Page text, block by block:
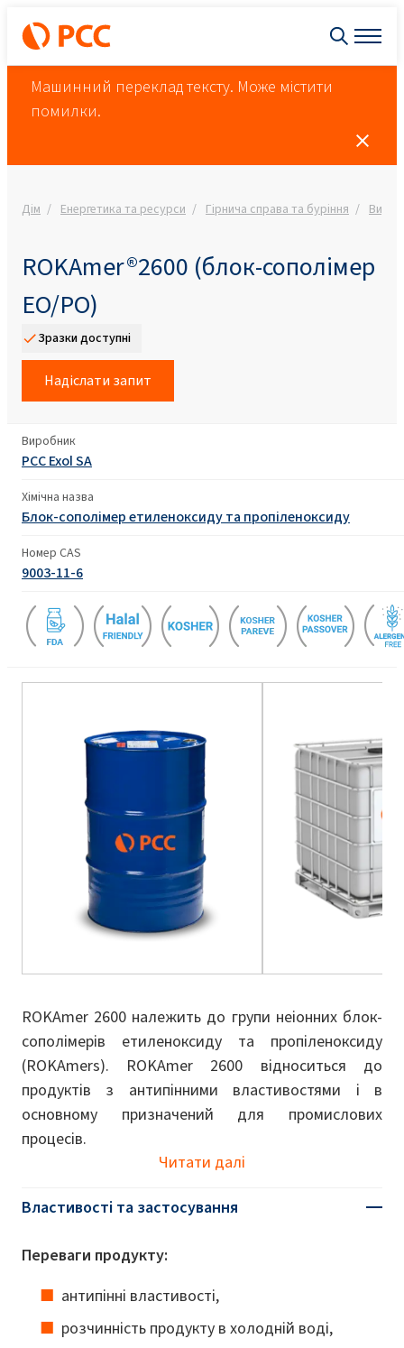
Машинний переклад тексту. Може містити
помилки.
Дім Енергетика та ресурси Гірнича справа та буріння
ROKAmer®2600 (блок-сополімер
EO/PO)
Зразки доступні
Надіслати запит
Виробник
PCC Exol SA
Хімічна назва
Блок-сополімер етиленоксиду та пропіленоксиду
Номер CAS
9003-11-6
ROKAmer 2600 належить до групи неіонних блок-
сополімерів етиленоксиду та пропіленоксиду
(ROKAmers). ROKAmer 2600 відноситься до
продуктів з антипінними властивостями і в
основному призначений для промислових
процесів.
Читати далі
Властивості та застосування
Переваги продукту:
антипінні властивості,
розчинність продукту в холодній воді,